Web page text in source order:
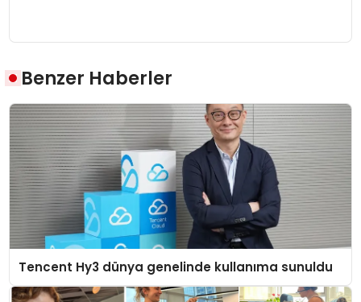
Benzer Haberler
Tencent Hy3 dünya genelinde kullanıma sunuldu